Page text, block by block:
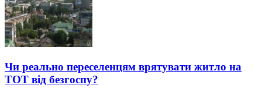
Чи реально переселенцям врятувати житло на
ТОТ від безгоспу?